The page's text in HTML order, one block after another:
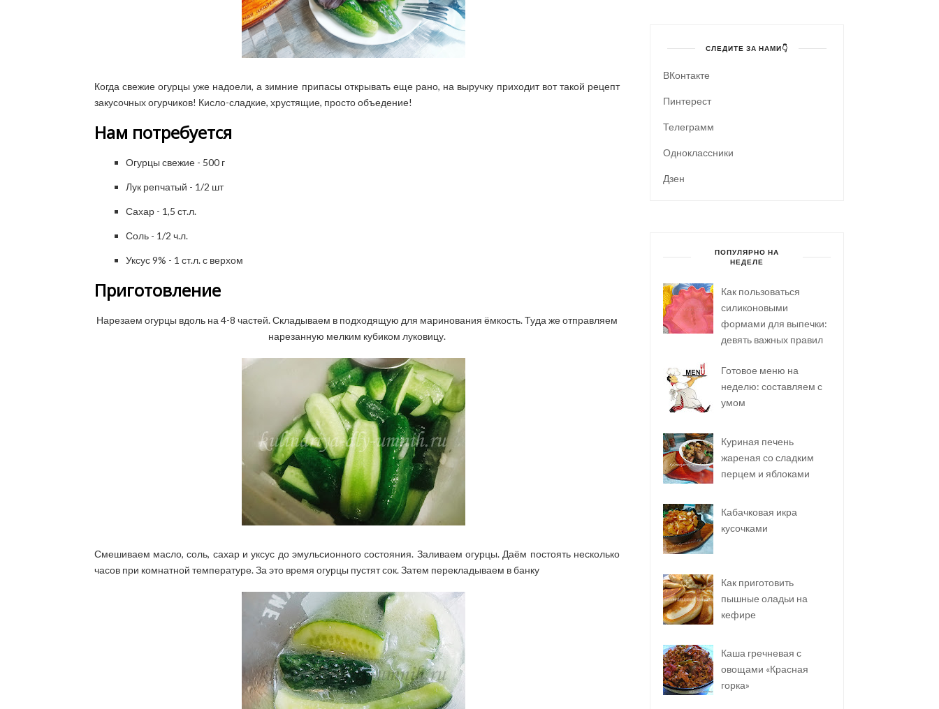
Когда свежие огурцы уже надоели, а зимние припасы открывать еще рано, на выручку приходит вот такой рецепт
закусочных огурчиков! Кисло-сладкие, хрустящие, просто объедение!
Нам потребуется
Огурцы свежие - 500 г
Лук репчатый - 1/2 шт
Сахар - 1,5 ст.л.
Соль - 1/2 ч.л.
Уксус 9% - 1 ст.л. с верхом
Приготовление
Нарезаем огурцы вдоль на 4-8 частей. Складываем в подходящую для маринования ёмкость. Туда же отправляем
нарезанную мелким кубиком луковицу.
Смешиваем масло, соль, сахар и уксус до эмульсионного состояния. Заливаем огурцы. Даём постоять несколько
часов при комнатной температуре. За это время огурцы пустят сок. Затем перекладываем в банку
СЛЕДИТЕ ЗА НАМИ👇
ВКонтакте
Пинтерест
Телеграмм
Одноклассники
Дзен
ПОПУЛЯРНО НА
НЕДЕЛЕ
Как пользоваться
силиконовыми
формами для выпечки:
девять важных правил
Готовое меню на
неделю: составляем с
умом
Куриная печень
жареная со сладким
перцем и яблоками
Кабачковая икра
кусочками
Как приготовить
пышные оладьи на
кефире
Каша гречневая с
овощами «Красная
горка»